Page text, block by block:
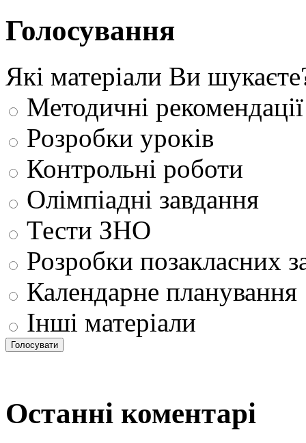
Голосування
Які матеріали Ви
Методичні рекомендації
Розробки уроків
Контрольні роботи
Олімпіадні завдання
Тести ЗНО
Розробки позакласних
Календарне планування
Інші матеріали
Останні коментарі